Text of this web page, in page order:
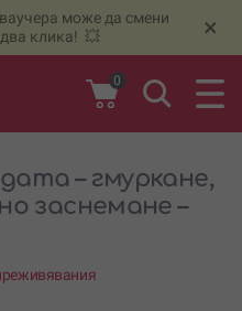
ваучера може да смени
клика! 💥
×
0
– гмуркане,
заснемане –